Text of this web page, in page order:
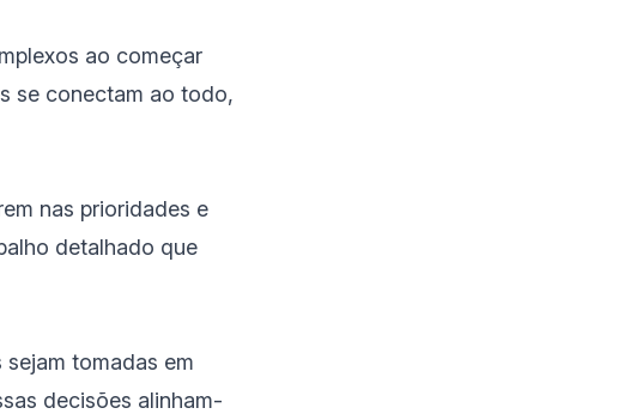
ao começar
se conectam ao todo,
nas prioridades e
detalhado que
tomadas em
decisões alinham-